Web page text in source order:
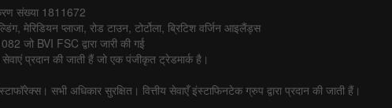
संख्या 1811672
मेरिडियन प्लाजा, रोड टाउन, टोर्टोला, ब्रिटिश वर्जिन आइलैंड्स
जो BVI FSC द्वारा जारी की गई
प्रदान की जाती हैं जो एक पंजीकृत ट्रेडमार्क है।
सभी अधिकार सुरक्षित। वित्तीय सेवाएँ इंस्टाफिनटेक ग्रुप द्वारा प्रदान की जाती हैं।